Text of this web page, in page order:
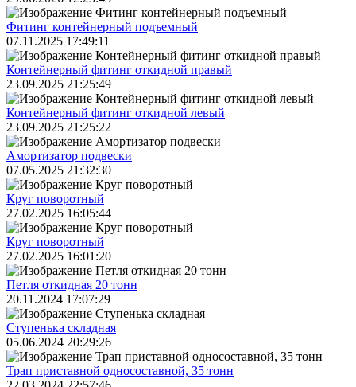
Фитинг контейнерный подъемный
07.11.2025 17:49:11
Контейнерный фитинг откидной правый
23.09.2025 21:25:49
Контейнерный фитинг откидной левый
23.09.2025 21:25:22
Амортизатор подвески
07.05.2025 21:32:30
Круг поворотный
27.02.2025 16:05:44
Круг поворотный
27.02.2025 16:01:20
Петля откидная 20 тонн
20.11.2024 17:07:29
Ступенька складная
05.06.2024 20:29:26
Трап приставной односоставной, 35 тонн